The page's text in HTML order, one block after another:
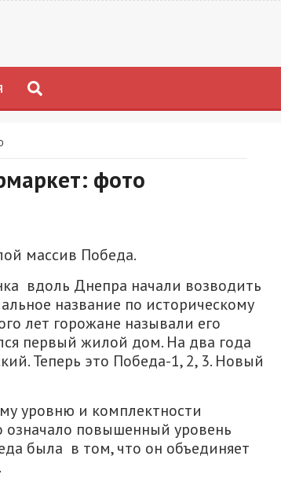
фото
массив Победа.
вдоль Днепра начали возводить
название по историческому
лет горожане называли его
первый жилой дом. На два года
Теперь это Победа-1, 2, 3. Новый
уровню и комплектности
означало повышенный уровень
была в том, что он объединяет